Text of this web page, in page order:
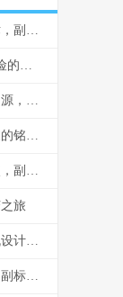
王者荣耀芈月怎么走位，暗影君主的生存艺术，副标题，穿梭战场的永恒之力
王者彩票一分快3计划网：虚拟游戏与真实风险的边界反思
我的世界怎么做牛奶桶，生存与创造的甘露之源，副标题，从奶牛到桶的田园诗篇
王者荣耀集齐铭文的漫长征途，一位资深玩家的铭文史诗
王者兑换皮肤，虚拟荣耀与现实价值的交汇点，副标题，一场数字情感的华丽冒险
旅
我的世界怎么做投沙口，红石自动沙砾投放机设计与实战
王者荣耀关羽设置，铁骑踏山河的战术艺术，副标题，冲锋陷阵的刀锋意志